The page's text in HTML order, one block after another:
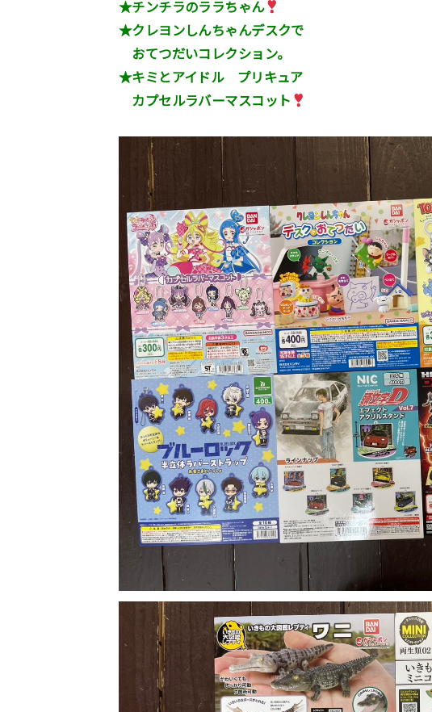
★チンチラのララちゃん
★クレヨンしんちゃんデスクで
おてつだいコレクション。
★キミとアイドル プリキュア
カプセルラバーマスコット